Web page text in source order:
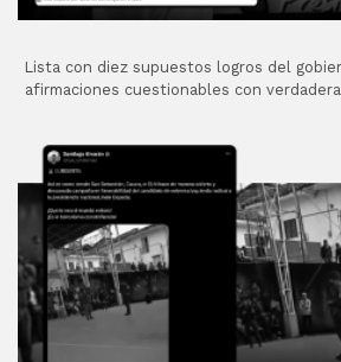
Lista con diez supuestos logros del
afirmaciones cuestionables con